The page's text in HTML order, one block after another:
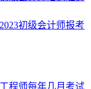
初级会计师报考
程师每年几月考试